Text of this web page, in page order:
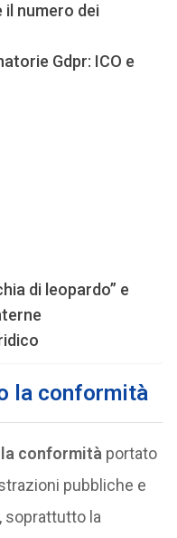
il numero dei
Gdpr: ICO e
di leopardo” e
la conformità
conformità portato
pubbliche e
soprattutto la